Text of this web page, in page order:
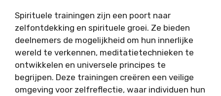
Spirituele trainingen zijn een poort naar
zelfontdekking en spirituele groei. Ze bieden
deelnemers de mogelijkheid om hun innerlijke
wereld te verkennen, meditatietechnieken te
ontwikkelen en universele principes te
begrijpen. Deze trainingen creëren een veilige
omgeving voor zelfreflectie, waar individuen hun